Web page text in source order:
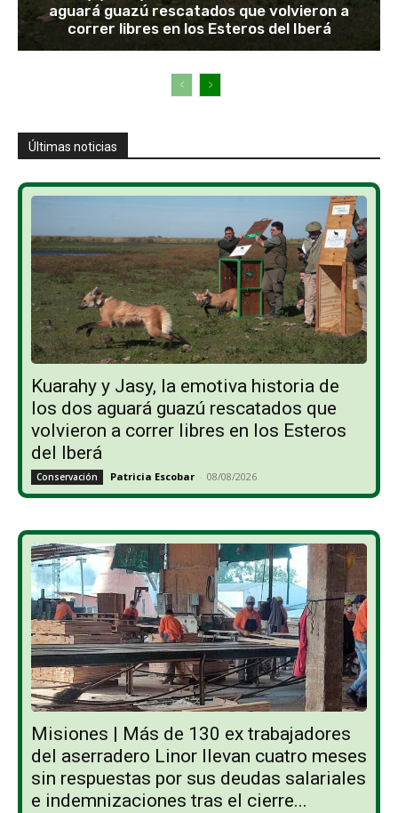
aguará guazú rescatados que volvieron a
correr libres en los Esteros del Iberá
Últimas noticias
Kuarahy y Jasy, la emotiva historia de
los dos aguará guazú rescatados que
volvieron a correr libres en los Esteros
del Iberá
Conservación Patricia Escobar - 08/08/2026
Misiones | Más de 130 ex trabajadores
del aserradero Linor llevan cuatro meses
sin respuestas por sus deudas salariales
e indemnizaciones tras el cierre...